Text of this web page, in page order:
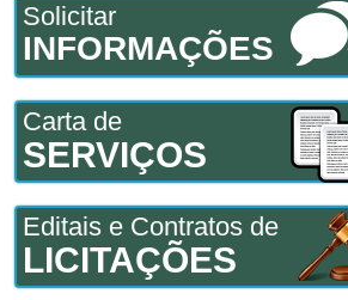
Solicitar
INFORMAÇÕES
Carta de
SERVIÇOS
Editais e Contratos de
LICITAÇÕES